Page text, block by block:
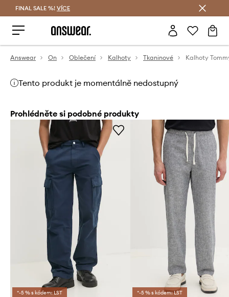
FINAL SALE %! VÍCE
Answear On Oblečení Kalhoty Tkaninové Kalhoty
Tento produkt je momentálně nedostupný
Prohlédněte si podobné produkty
*-5 % s kódem: LST *-5 % s kódem: LST